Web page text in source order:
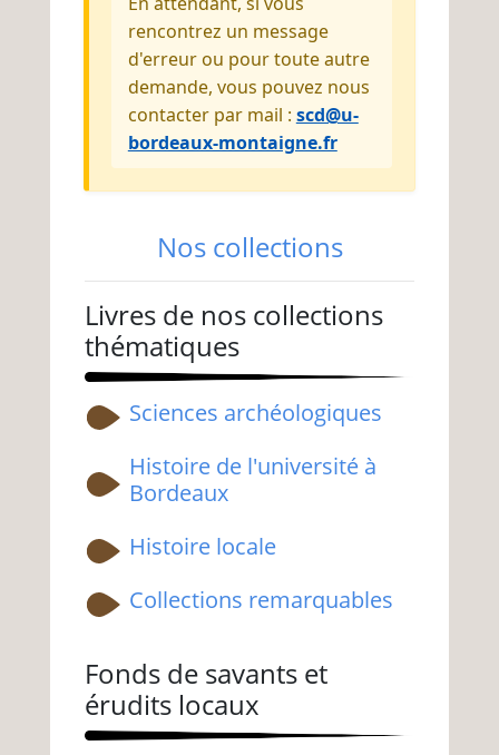
rencontrez un message
d'erreur ou pour toute autre
demande, vous pouvez nous
contacter par mail : scd@u-
bordeaux-montaigne.fr
Nos collections
Livres de nos collections
thématiques
Sciences archéologiques
Histoire de l'université à
Bordeaux
Histoire locale
Collections remarquables
Fonds de savants et
érudits locaux